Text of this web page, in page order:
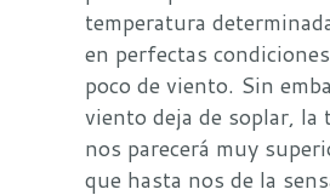
temperatura
en perfectas
poco de viento. Sin
viento deja de soplar, la
nos parecerá muy
que hasta nos de la